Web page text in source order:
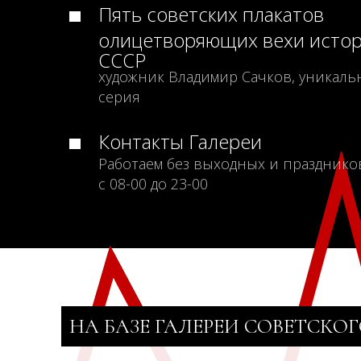
Пять советских плакатов
олицетворяющих вехи
СССР
художник Владимир Сачков,
серия
Контакты Галереи
Работаем без выходных и
с 08-00 до 23-00
НА БАЗЕ ГАЛЕРЕИ